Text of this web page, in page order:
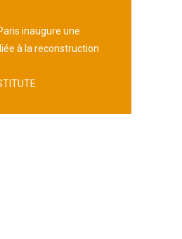
inaugure une
à la reconstruction